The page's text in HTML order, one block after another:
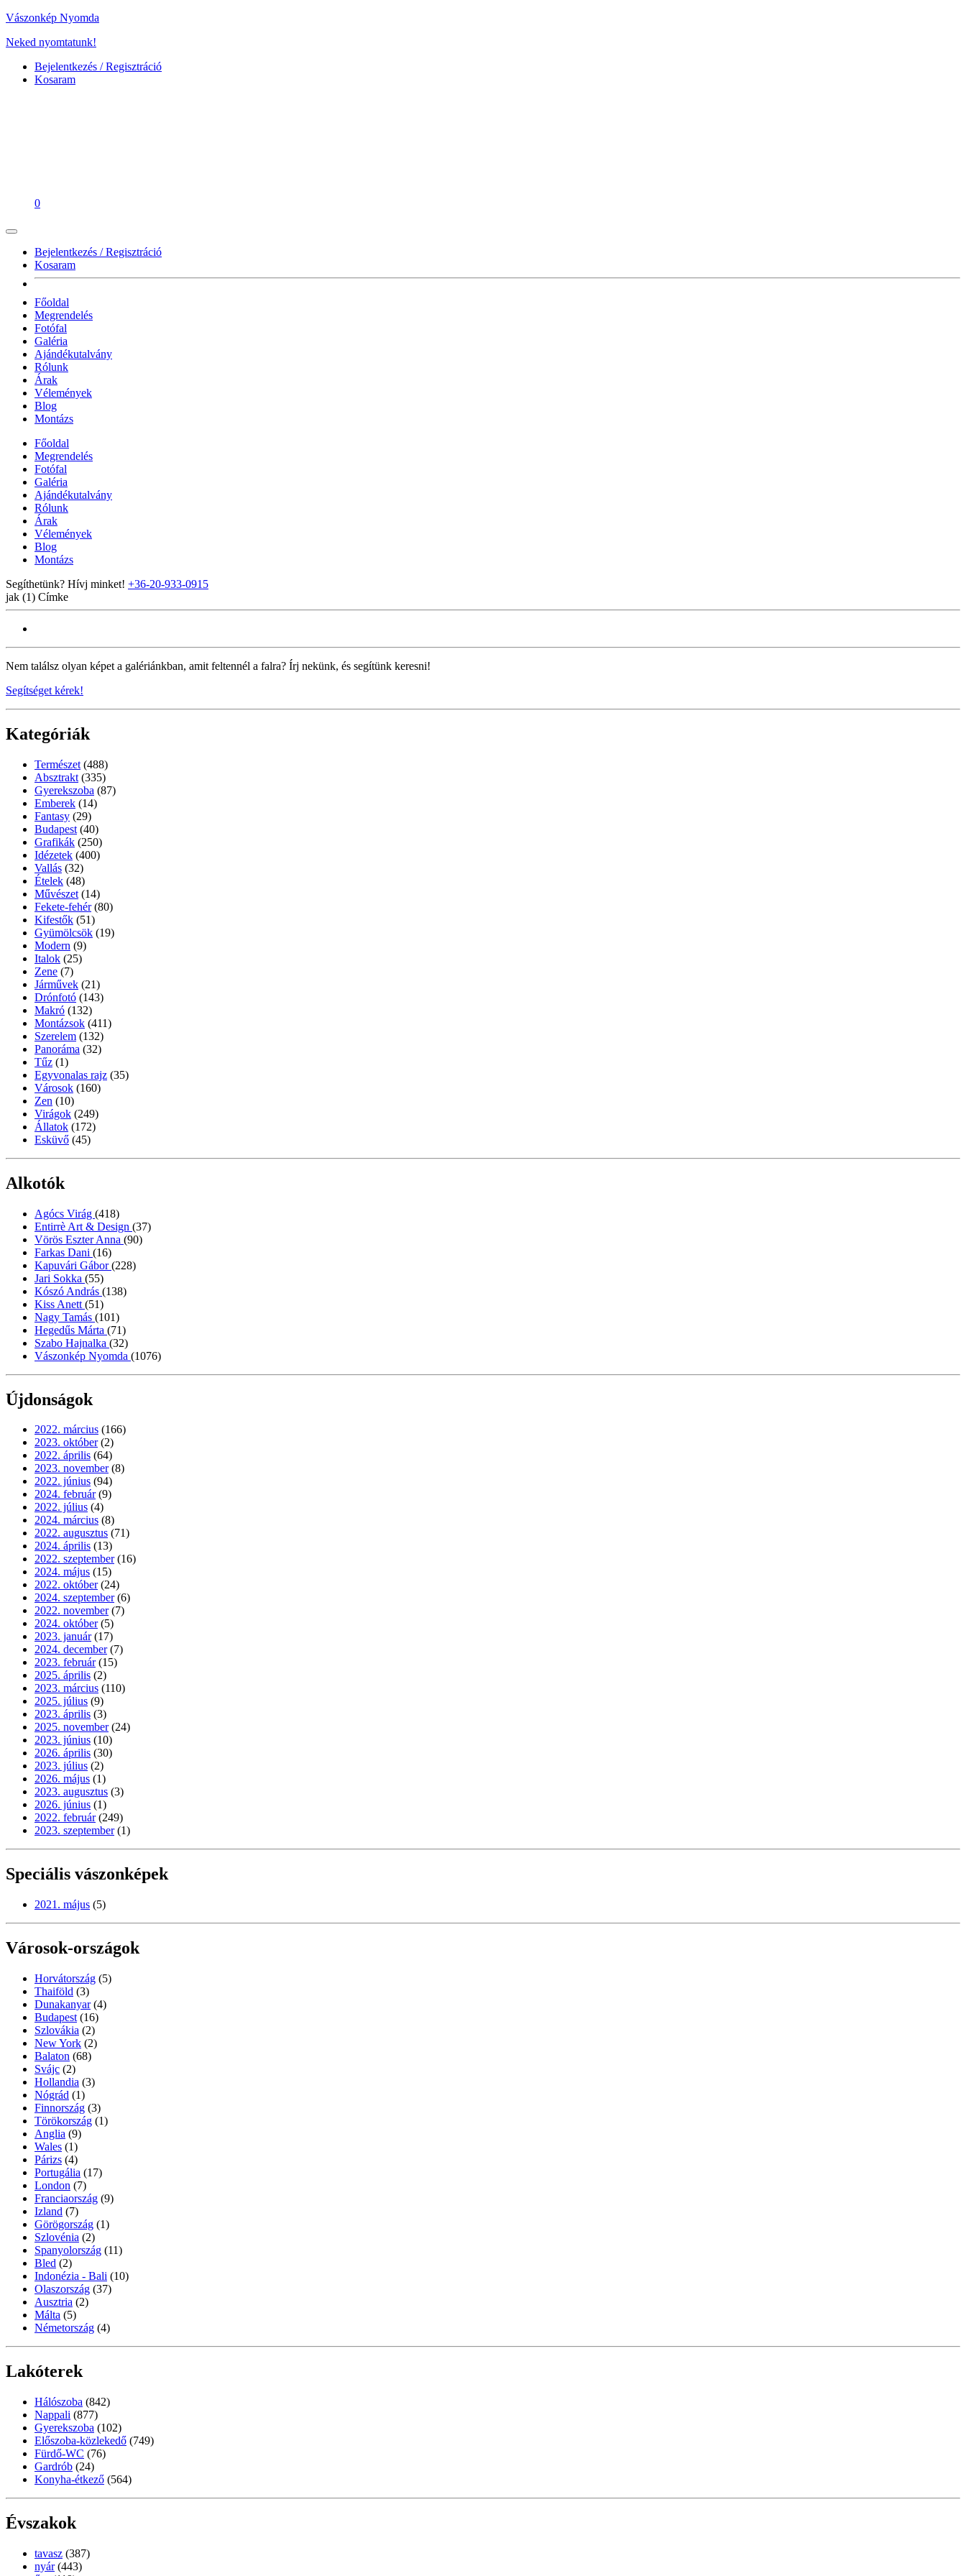
Vászonkép Nyomda
Neked nyomtatunk!
Bejelentkezés / Regisztráció
Kosaram
0
Bejelentkezés / Regisztráció
Kosaram
Főoldal
Megrendelés
Fotófal
Galéria
Ajándékutalvány
Rólunk
Árak
Vélemények
Blog
Montázs
Főoldal
Megrendelés
Fotófal
Galéria
Ajándékutalvány
Rólunk
Árak
Vélemények
Blog
Montázs
Segíthetünk? Hívj minket! +36-20-933-0915
jak (1) Címke
Nem találsz olyan képet a galériánkban, amit feltennél a falra? Írj nekünk, és segítünk keresni!
Segítséget kérek!
Kategóriák
Természet (488)
Absztrakt (335)
Gyerekszoba (87)
Emberek (14)
Fantasy (29)
Budapest (40)
Grafikák (250)
Idézetek (400)
Vallás (32)
Ételek (48)
Művészet (14)
Fekete-fehér (80)
Kifestők (51)
Gyümölcsök (19)
Modern (9)
Italok (25)
Zene (7)
Járművek (21)
Drónfotó (143)
Makró (132)
Montázsok (411)
Szerelem (132)
Panoráma (32)
Tűz (1)
Egyvonalas rajz (35)
Városok (160)
Zen (10)
Virágok (249)
Állatok (172)
Esküvő (45)
Alkotók
Agócs Virág (418)
Entirrè Art & Design (37)
Vörös Eszter Anna (90)
Farkas Dani (16)
Kapuvári Gábor(228)
Jari Sokka (55)
Kószó András (138)
Kiss Anett (51)
Nagy Tamás (101)
Hegedűs Márta (71)
Szabo Hajnalka (32)
Vászonkép Nyomda (1076)
Újdonságok
2022. március (166)
2023. október (2)
2022. április (64)
2023. november (8)
2022. június (94)
2024. február (9)
2022. július (4)
2024. március (8)
2022. augusztus (71)
2024. április (13)
2022. szeptember (16)
2024. május (15)
2022. október (24)
2024. szeptember (6)
2022. november (7)
2024. október (5)
2023. január (17)
2024. december (7)
2023. február (15)
2025. április (2)
2023. március (110)
2025. július (9)
2023. április (3)
2025. november (24)
2023. június (10)
2026. április (30)
2023. július (2)
2026. május (1)
2023. augusztus (3)
2026. június (1)
2022. február (249)
2023. szeptember (1)
Speciális vászonképek
2021. május (5)
Városok-országok
Horvátország (5)
Thaiföld (3)
Dunakanyar (4)
Budapest (16)
Szlovákia (2)
New York (2)
Balaton (68)
Svájc (2)
Hollandia (3)
Nógrád (1)
Finnország (3)
Törökország (1)
Anglia (9)
Wales (1)
Párizs (4)
Portugália (17)
London (7)
Franciaország (9)
Izland (7)
Görögország (1)
Szlovénia (2)
Spanyolország (11)
Bled (2)
Indonézia - Bali (10)
Olaszország (37)
Ausztria (2)
Málta (5)
Németország (4)
Lakóterek
Hálószoba (842)
Nappali (877)
Gyerekszoba (102)
Előszoba-közlekedő (749)
Fürdő-WC (76)
Gardrób (24)
Konyha-étkező (564)
Évszakok
tavasz (387)
nyár (443)